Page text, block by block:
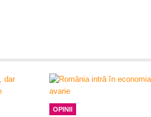
OPINII